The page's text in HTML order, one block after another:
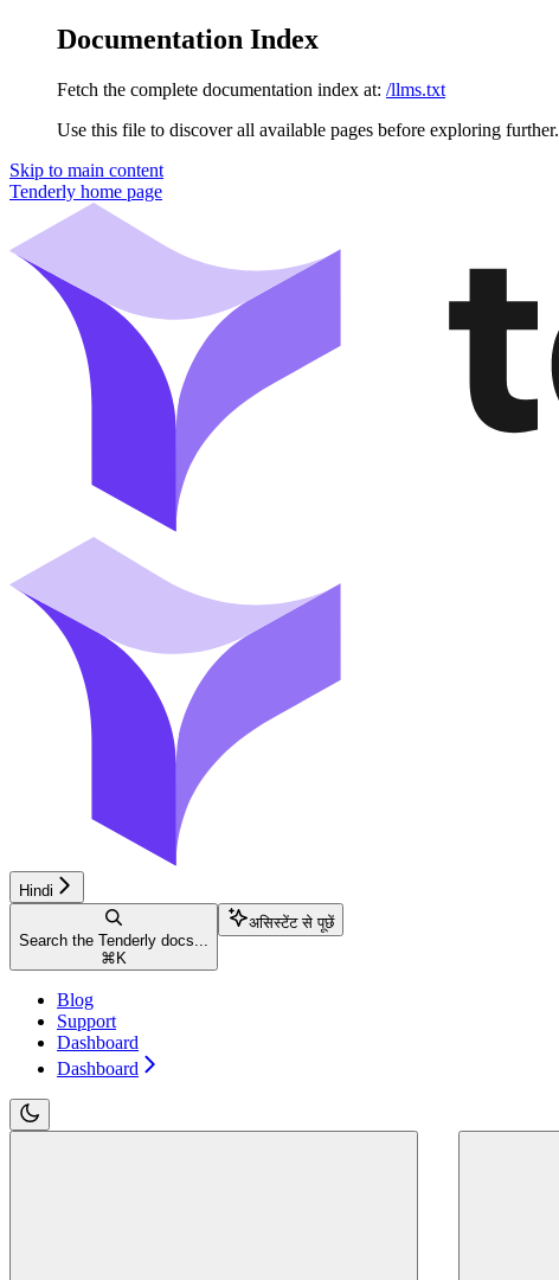
Documentation Index
Fetch the complete documentation index at: /llms.txt
Use this file to discover all available pages before exploring further.
Skip to main content
Tenderly home page
Hindi
Search the Tenderly docs...
⌘ K
असिस्टेंट से पूछें
Blog
Support
Dashboard
Dashboard